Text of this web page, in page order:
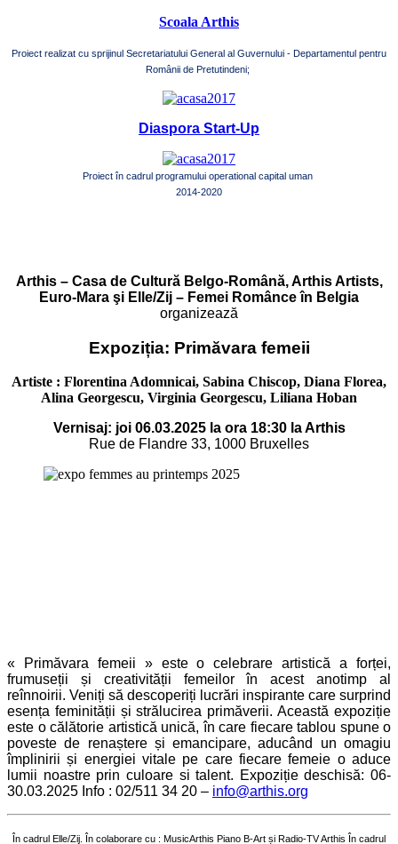
Scoala Arthis
Proiect realizat cu sprijinul Secretariatului General al Guvernului - Departamentul pentru
Românii de Pretutindeni;
Diaspora Start-Up
Proiect în cadrul programului operational capital uman
2014-2020
Arthis – Casa de Cultură Belgo-Română, Arthis Artists,
Euro-Mara şi Elle/Zij – Femei Românce în Belgia
organizează
Expoziția: Primăvara femeii
Artiste : Florentina Adomnicai, Sabina Chiscop, Diana Florea,
Alina Georgescu, Virginia Georgescu, Liliana Hoban
Vernisaj: joi 06.03.2025 la ora 18:30 la Arthis
Rue de Flandre 33, 1000 Bruxelles
« Primăvara femeii » este o celebrare artistică a forței,
frumuseții și creativității femeilor în acest anotimp al
reînnoirii. Veniți să descoperiți lucrări inspirante care surprind
esența feminității și strălucirea primăverii. Această expoziție
este o călătorie artistică unică, în care fiecare tablou spune o
poveste de renaștere și emancipare, aducând un omagiu
împlinirii și energiei vitale pe care fiecare femeie o aduce
lumii noastre prin culoare si talent. Expoziție deschisă: 06-
30.03.2025 Info : 02/511 34 20 – info@arthis.org
În cadrul Elle/Zij. În colaborare cu : MusicArthis Piano B-Art și Radio-TV Arthis În cadrul